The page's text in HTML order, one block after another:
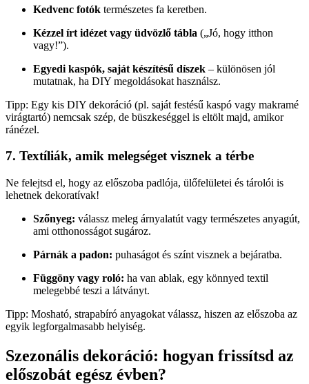
Kedvenc fotók természetes fa keretben.
Kézzel írt idézet vagy üdvözlő tábla („Jó, hogy itthon
vagy!”).
Egyedi kaspók, saját készítésű díszek – különösen jól
mutatnak, ha DIY megoldásokat használsz.
Tipp: Egy kis DIY dekoráció (pl. saját festésű kaspó vagy makramé
virágtartó) nemcsak szép, de büszkeséggel is eltölt majd, amikor
ránézel.
7. Textíliák, amik melegséget visznek a térbe
Ne felejtsd el, hogy az előszoba padlója, ülőfelületei és tárolói is
lehetnek dekoratívak!
Szőnyeg: válassz meleg árnyalatút vagy természetes anyagút,
ami otthonosságot sugároz.
Párnák a padon: puhaságot és színt visznek a bejáratba.
Függöny vagy roló: ha van ablak, egy könnyed textil
melegebbé teszi a látványt.
Tipp: Mosható, strapabíró anyagokat válassz, hiszen az előszoba az
egyik legforgalmasabb helyiség.
Szezonális dekoráció: hogyan frissítsd az
előszobát egész évben?